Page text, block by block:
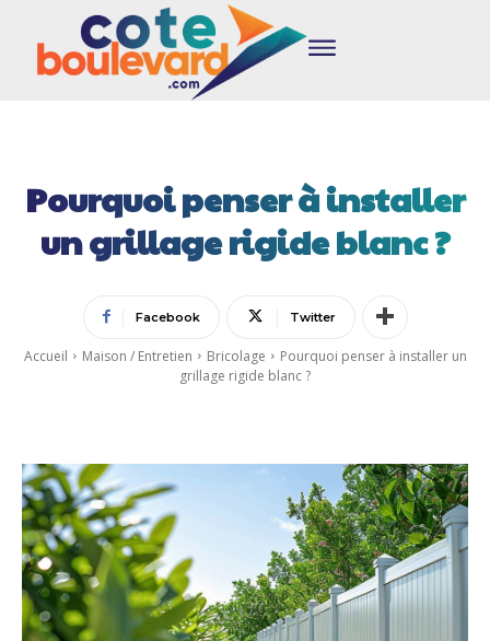
Pourquoi penser à installer
un grillage rigide blanc ?
Facebook Twitter
Accueil Maison / Entretien Bricolage
Pourquoi penser à installer un
grillage rigide blanc ?